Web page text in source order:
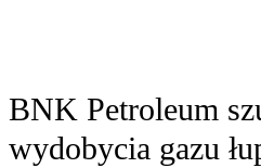
BNK Petroleum
wydobycia gazu